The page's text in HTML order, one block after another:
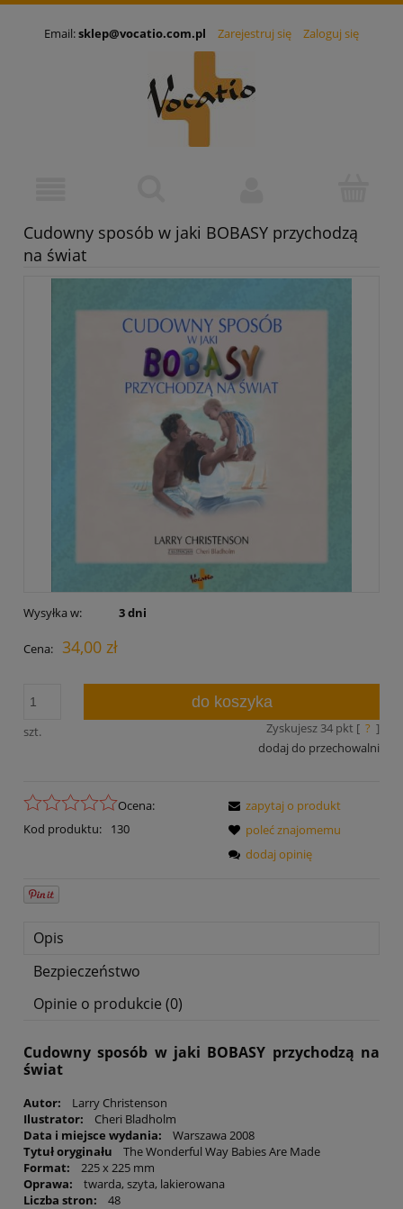
Email:sklep@vocatio.com.pl Zarejestruj się Zaloguj się
Cudowny sposób w jaki BOBASY przychodzą
na świat
Wysyłka w: 3 dni
Cena: 34,00 zł
szt.
do koszyka
Zyskujesz 34pkt [ ? ]
dodaj do przechowalni
Ocena:
Kod produktu:
130
zapytaj o produkt
poleć znajomemu
dodaj opinię
Opis
Bezpieczeństwo
Opinie o produkcie (0)
Cudowny sposób w jaki BOBASY przychodzą na
świat
Autor: Larry Christenson
Ilustrator:
Cheri Bladholm
Data i miejsce wydania:
Warszawa 2008
Tytuł oryginału
The Wonderful Way Babies Are Made
Format: 225 x 225 mm
Oprawa:
twarda, szyta, lakierowana
Liczba stron: 48